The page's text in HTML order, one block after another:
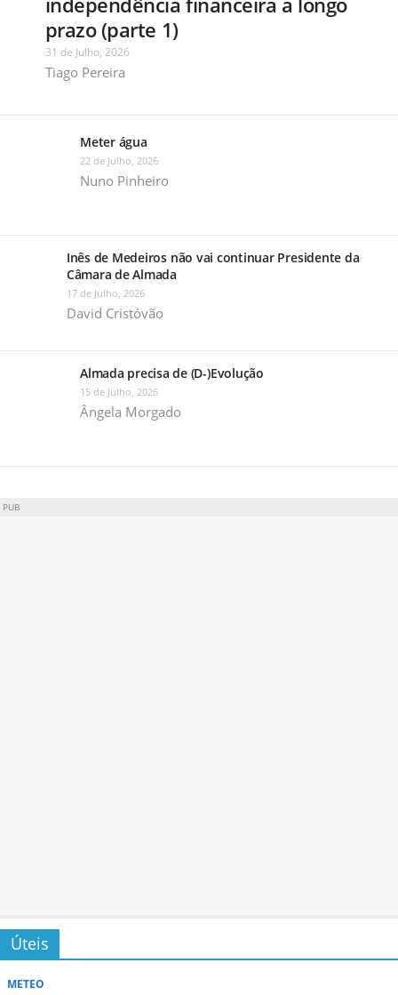
prazo (parte 1)
31 de Julho, 2026
Tiago Pereira
Meter água
22 de Julho, 2026
Nuno Pinheiro
Inês de Medeiros não vai continuar Presidente da
Câmara de Almada
17 de Julho, 2026
David Cristóvão
Almada precisa de (D-)Evolução
15 de Julho, 2026
Ângela Morgado
PUB
Úteis
METEO